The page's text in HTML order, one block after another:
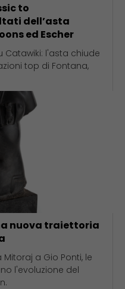
to
dell’asta
ed Escher
Catawiki: l'asta chiude
top di Fontana,
nuova traiettoria
a Gio Ponti, le
l'evoluzione del